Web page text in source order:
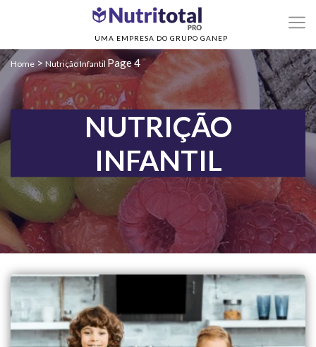
UMA EMPRESA DO GRUPO GANEP
Home> Nutrição Infantil Page 4
NUTRIÇÃO
INFANTIL